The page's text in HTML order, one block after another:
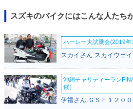
スズキのバイクにはこんな人たち
ハーレー大試乗会(2019
沖縄チャリティーラン
催）
伊禮さん:ＧＳＦ１２０